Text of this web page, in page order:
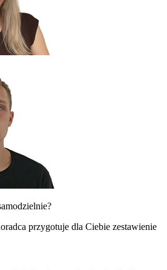
przygotuje dla Ciebie zestawienie